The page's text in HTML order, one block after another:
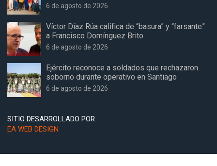
6 de agosto de 2026
Víctor Díaz Rúa califica de “basura” y “farsante”
a Francisco Domínguez Brito
6 de agosto de 2026
Ejército reconoce a soldados que rechazaron
soborno durante operativo en Santiago
6 de agosto de 2026
SITIO DESARROLLADO POR
EA WEB DESIGN